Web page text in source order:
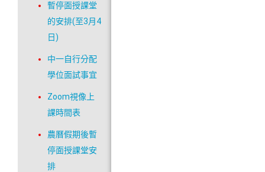
暫停面授課堂
的安排(至3月4
日)
中一自行分配
學位面試事宜
Zoom視像上
課時間表
農曆假期後暫
停面授課堂安
排